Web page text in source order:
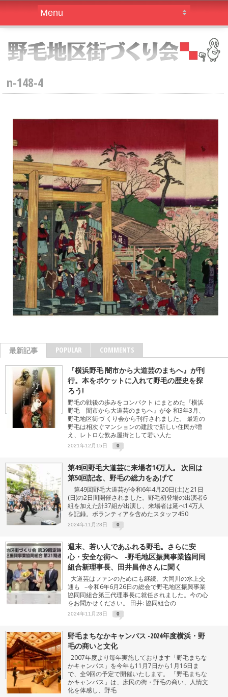
n-148-4
最新記事 POPULAR COMMENTS
『横浜野毛 闇市から大道芸のまちへ』が刊
行。本をポケットに入れて野毛の歴史を探
ろう!
野毛の戦後の歩みをコンパクト にまとめた『横浜
野毛 闇市から大道芸のまちへ』が令 和3年3月、
野毛地区街づ くり会から刊行されました。 最近の
野毛は相次ぐマンションの建設で新しい住民が増
え、レトロな飲み屋街として若い人た
2021年12月15日 0
第49回野毛大道芸に来場者14万人。 次回は
第50回記念、野毛の総力をあげて
第49回野毛大道芸が令和6年4月20日(土)と21日
(日)の2日間開催されました。野毛初登場の出演者6
組を加えた計37組が出演し、来場者は延べ14万人
を記録。ボランティアを含めたスタッフ450
2024年11月28日 0
週末、若い人であふれる野毛。さらに安
心・安全な街へ -野毛地区振興事業協同同
組合新理事長、田井昌伸さんに聞く
大道芸はファンのためにも継続、大岡川の水上交
通も –令和6年6月26日の総会で野毛地区振興事業
協同同組合第三代理事長に就任されました。今の心
をお聞かせください。 田井: 協同組合の
2024年11月28日 0
野毛まちなかキャンパス -2024年度横浜・野
毛の商いと文化
2007年度より毎年実施しております「野毛まちな
かキャンパス」を今年も11月7日から1月16日ま
で、全9回の予定で開催いたします。 「野毛まちな
かキャンバス」は、庶民の街・野毛の商い、人情文
化を体感し、野毛